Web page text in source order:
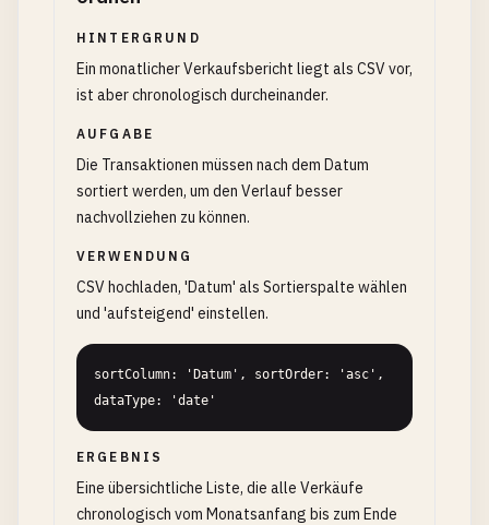
HINTERGRUND
Ein monatlicher Verkaufsbericht liegt als CSV vor,
ist aber chronologisch durcheinander.
AUFGABE
Die Transaktionen müssen nach dem Datum
sortiert werden, um den Verlauf besser
nachvollziehen zu können.
VERWENDUNG
CSV hochladen, 'Datum' als Sortierspalte wählen
und 'aufsteigend' einstellen.
sortColumn: 'Datum', sortOrder: 'asc',
dataType: 'date'
ERGEBNIS
Eine übersichtliche Liste, die alle Verkäufe
chronologisch vom Monatsanfang bis zum Ende